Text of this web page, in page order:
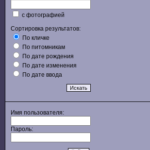
с фотографией
Сортировка результатов:
По кличке
По питомникам
По дате рождения
По дате изменения
По дате ввода
Имя пользователя:
Пароль: